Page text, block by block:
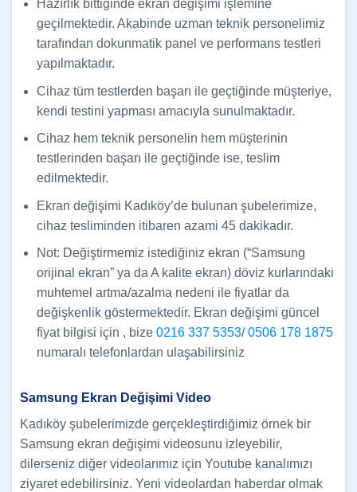
Hazırlık bittiğinde ekran değişimi işlemine
geçilmektedir. Akabinde uzman teknik personelimiz
tarafından dokunmatik panel ve performans testleri
yapılmaktadır.
Cihaz tüm testlerden başarı ile geçtiğinde müşteriye,
kendi testini yapması amacıyla sunulmaktadır.
Cihaz hem teknik personelin hem müşterinin
testlerinden başarı ile geçtiğinde ise, teslim
edilmektedir.
Ekran değişimi Kadıköy’de bulunan şubelerimize,
cihaz tesliminden itibaren azami 45 dakikadır.
Not: Değiştirmemiz istediğiniz ekran (“Samsung
orijinal ekran” ya da A kalite ekran) döviz kurlarındaki
muhtemel artma/azalma nedeni ile fiyatlar da
değişkenlik göstermektedir. Ekran değişimi güncel
fiyat bilgisi için , bize 0216 337 5353/0506 178 1875
numaralı telefonlardan ulaşabilirsiniz
Samsung Ekran Değişimi Video
Kadıköy şubelerimizde gerçekleştirdiğimiz örnek bir
Samsung ekran değişimi videosunu izleyebilir,
dilerseniz diğer videolarımız için Youtube kanalımızı
ziyaret edebilirsiniz. Yeni videolardan haberdar olmak